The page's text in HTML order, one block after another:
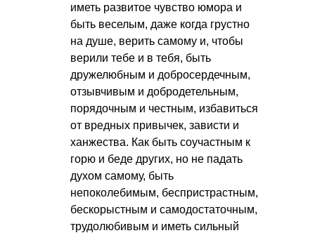
иметь развитое чувство юмора и
быть веселым, даже когда грустно
на душе, верить самому и, чтобы
верили тебе и в тебя, быть
дружелюбным и добросердечным,
отзывчивым и добродетельным,
порядочным и честным, избавиться
от вредных привычек, зависти и
ханжества. Как быть соучастным к
горю и беде других, но не падать
духом самому, быть
непоколебимым, беспристрастным,
бескорыстным и самодостаточным,
трудолюбивым и иметь сильный